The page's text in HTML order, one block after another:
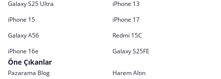
Galaxy S25 Ultra
iPhone 13
iPhone 15
iPhone 17
Galaxy A56
Redmi 15C
iPhone 16e
Galaxy S25FE
Öne Çıkanlar
Pazarama Blog
Harem Altın